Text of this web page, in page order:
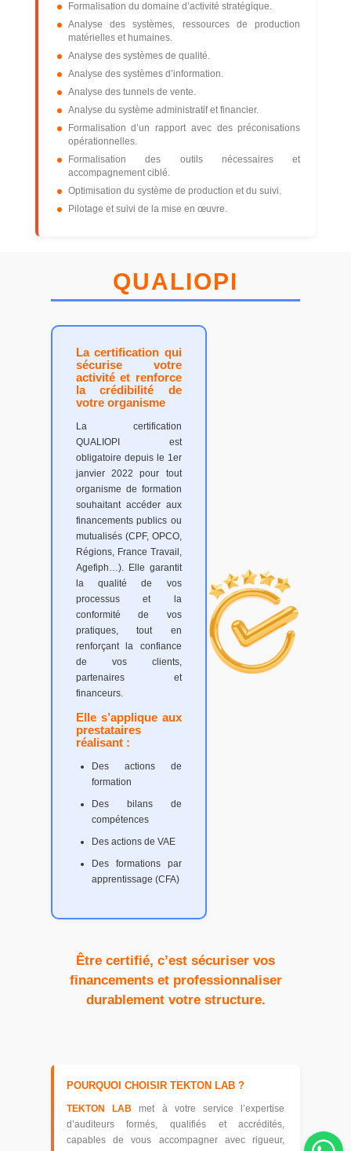
Formalisation du domaine d’activité stratégique.
Analyse des systèmes, ressources de production
matérielles et humaines.
Analyse des systèmes de qualité.
Analyse des systèmes d’information.
Analyse des tunnels de vente.
Analyse du système administratif et financier.
Formalisation d’un rapport avec des préconisations
opérationnelles.
Formalisation des outils nécessaires et
accompagnement ciblé.
Optimisation du système de production et du suivi.
Pilotage et suivi de la mise en œuvre.
QUALIOPI
La certification qui
sécurise votre
activité et renforce
la crédibilité de
votre organisme
La certification
QUALIOPI est
obligatoire depuis le 1er
janvier 2022 pour tout
organisme de formation
souhaitant accéder aux
financements publics ou
mutualisés (CPF, OPCO,
Régions, France Travail,
Agefiph…). Elle garantit
la qualité de vos
processus et la
conformité de vos
pratiques, tout en
renforçant la confiance
de vos clients,
partenaires et
financeurs.
Elle s’applique aux
prestataires
réalisant :
Des actions de
formation
Des bilans de
compétences
Des actions de VAE
Des formations par
apprentissage (CFA)
Être certifié, c’est sécuriser vos
financements et professionnaliser
durablement votre structure.
POURQUOI CHOISIR TEKTON LAB ?
TEKTON LAB met à votre service l’expertise
d’auditeurs formés, qualifiés et accrédités,
capables de vous accompagner avec rigueur,